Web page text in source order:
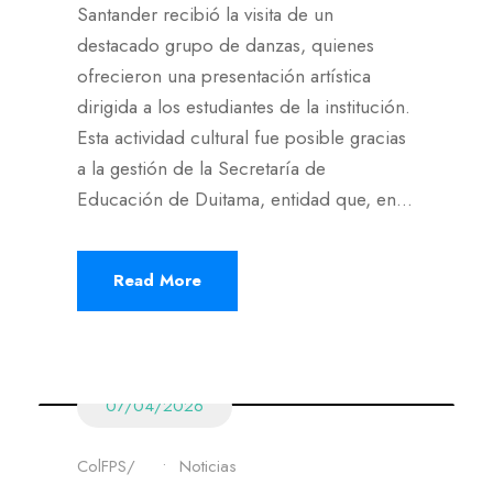
Santander recibió la visita de un
destacado grupo de danzas, quienes
ofrecieron una presentación artística
dirigida a los estudiantes de la institución.
Esta actividad cultural fue posible gracias
a la gestión de la Secretaría de
Educación de Duitama, entidad que, en...
Read More
07/04/2026
ColFPS • Noticias